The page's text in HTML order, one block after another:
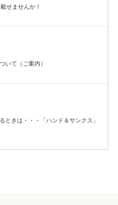
せませんか！
いて（ご案内）
ときは・・・「ハンド＆サンクス」